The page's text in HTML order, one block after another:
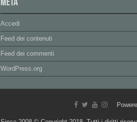
Meta
Accedi
Feed dei contenuti
Feed dei commenti
WordPress.org